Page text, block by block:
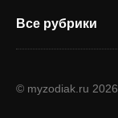
Все рубрики
© myzodiak.ru 2026